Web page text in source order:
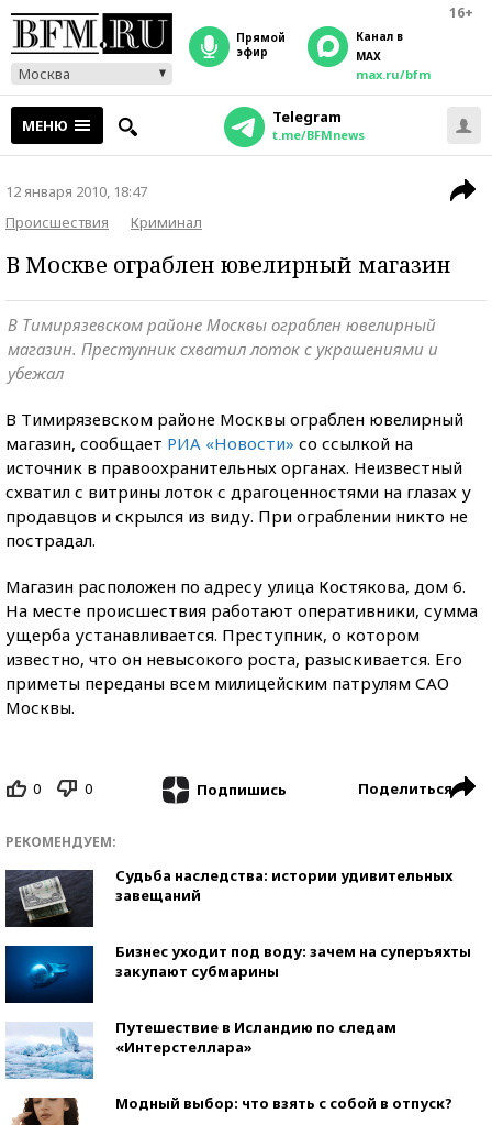
16+
Москва
прямой
эфир
Канал в
MAX
max.ru/bfm
МЕНЮ Telegram
t.me/BFMnews
12 января 2010, 18:47
Происшествия
Криминал
В Москве ограблен ювелирный магазин
В Тимирязевском районе Москвы ограблен ювелирный
магазин. Преступник схватил лоток с украшениями и
убежал
В Тимирязевском районе Москвы ограблен ювелирный
магазин, сообщает РИА «Новости» со ссылкой на
источник в правоохранительных органах. Неизвестный
схватил с витрины лоток с драгоценностями на глазах у
продавцов и скрылся из виду. При ограблении никто не
пострадал.
Магазин расположен по адресу улица Костякова, дом 6.
На месте происшествия работают оперативники, сумма
ущерба устанавливается. Преступник, о котором
известно, что он невысокого роста, разыскивается. Его
приметы переданы всем милицейским патрулям САО
Москвы.
0 0 Подпишись Поделиться
РЕКОМЕНДУЕМ:
Судьба наследства: истории удивительных
завещаний
Бизнес уходит под воду: зачем на суперъяхты
закупают субмарины
Путешествие в Исландию по следам
«Интерстеллара»
Модный выбор: что взять с собой в отпуск?